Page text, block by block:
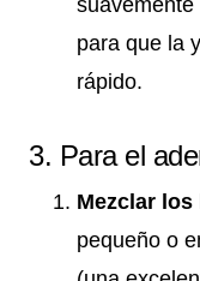
para que la
rápido.
3. Para el
Mezclar
pequeño o